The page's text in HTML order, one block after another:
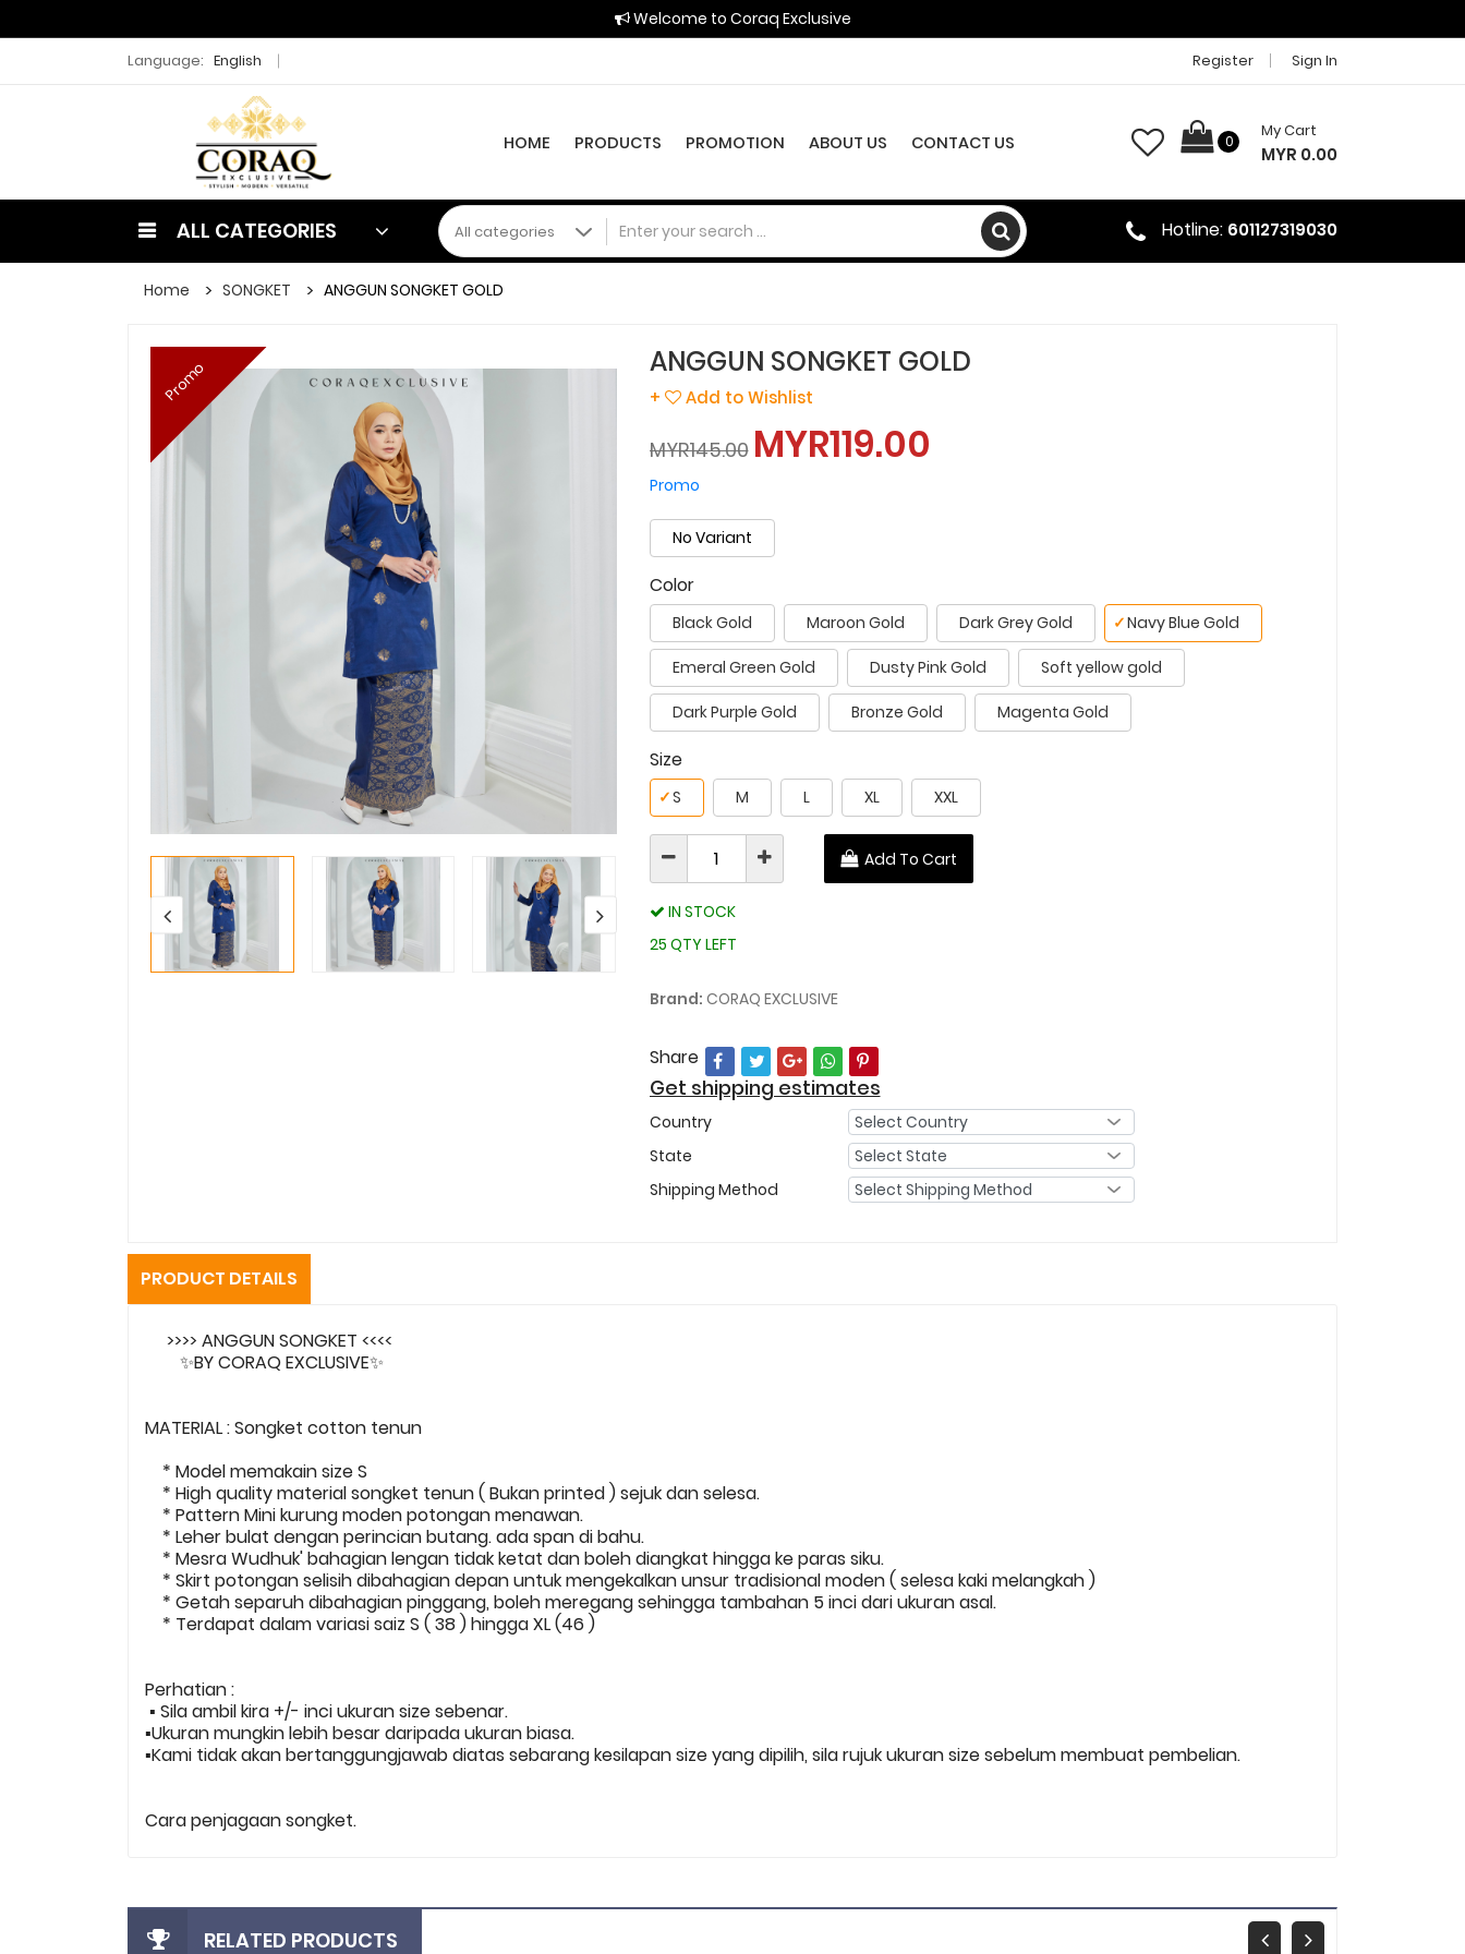
Welcome to Coraq Exclusive
Language: English Register Sign In
HOME PRODUCTS PROMOTION ABOUT US CONTACT US 0
My Cart
MYR 0.00
ALL CATEGORIES Hotline: 601127319030
Home SONGKET ANGGUN SONGKET GOLD
Promo ANGGUN SONGKET GOLD
+ Add to Wishlist
MYR145.00 MYR119.00
Promo
No Variant
Color
Black Gold Maroon Gold Dark Grey Gold Navy Blue Gold
✓
Emeral Green Gold Dusty Pink Gold Soft yellow gold
Dark Purple Gold Bronze Gold Magenta Gold
Size
S
✓ M L XL XXL
Add To Cart
IN STOCK
25 QTY LEFT
Brand: CORAQ EXCLUSIVE
Share
Get shipping estimates
Country
State
Shipping Method
PRODUCT DETAILS
>>>> ANGGUN SONGKET <<<<
✨BY CORAQ EXCLUSIVE✨
MATERIAL : Songket cotton tenun
* Model memakain size S
* High quality material songket tenun ( Bukan printed ) sejuk dan selesa.
* Pattern Mini kurung moden potongan menawan.
* Leher bulat dengan perincian butang. ada span di bahu.
* Mesra Wudhuk' bahagian lengan tidak ketat dan boleh diangkat hingga ke paras siku.
* Skirt potongan selisih dibahagian depan untuk mengekalkan unsur tradisional moden ( selesa kaki melangkah )
* Getah separuh dibahagian pinggang, boleh meregang sehingga tambahan 5 inci dari ukuran asal.
* Terdapat dalam variasi saiz S ( 38 ) hingga XL (46 )
Perhatian :
▪️ Sila ambil kira +/- inci ukuran size sebenar.
▪️Ukuran mungkin lebih besar daripada ukuran biasa.
▪️Kami tidak akan bertanggungjawab diatas sebarang kesilapan size yang dipilih, sila rujuk ukuran size sebelum membuat pembelian.
Cara penjagaan songket.
RELATED PRODUCTS